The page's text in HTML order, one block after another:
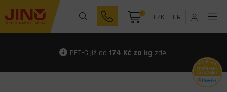
0 CZK| EUR
PET-G již od 174 Kč za kg zde.